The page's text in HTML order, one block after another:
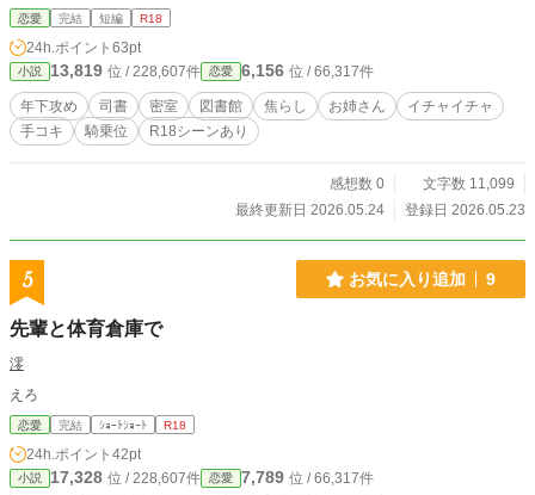
書灯の琥珀色の光が照らす中、始まったのは彼女のお気に入りの官能小説『書架
の情事』の朗読会。 大人の包容力と妖艶な声音で、僕の耳元を、そして身体を
じりじりと焦らすお姉さん。 目の前で自ら秘部を割り開いて魅せつける圧倒的
な色気に、脳が狂いそうになったその時――僕の中で、大人しい『少年』の殻が
パキッ！と音を立てて割れた。 ​「あ、あ、嘘……っ、まだ男の子……だと思っ
てたのに……こんな、ちからっ！」 ​主導権を握っていたはずの司書お姉さんの
腰をガッチリと掴み、下から猛烈に突き上げる男の本能。 立場は一瞬にして逆
も気品も、荒々しいピストンの前にはもはや意味をなさず、清楚だった彼女は快
感に溺れ、貪欲に熱杭をねだる――。 ​茜色の夕暮れから、深い夜の闇へ。 美し
逆転の密室官能劇。 ​（全5話・完結済）
恋愛 完結 短編 R18
24h.ポイント 63pt
小説 13,819 位 / 228,607件 恋愛 6,156 位 / 66,317件
年下攻め 司書 密室 図書館 焦らし お姉さん
イチャイチャ
手コキ
騎乗位 R18シーンあり
感想数 0
文字数 11,099
最終更新日 2026.05.24
登録日 2026.05.23
5 お気に入り追加 9
先輩と体育倉庫で
澪
えろ
恋愛 完結 ｼｮｰﾄｼｮｰﾄ R18
24h.ポイント 42pt
小説 17,328 位 / 228,607件 恋愛 7,789 位 / 66,317件